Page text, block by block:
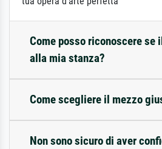
Come posso riconoscere se
alla mia stanza?
Come scegliere il mezzo
Non sono sicuro di aver